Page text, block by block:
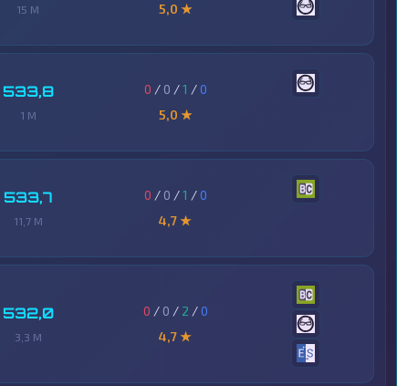
15 M
5,0 ★
533,8
1 M
0 / 0 /1 /0
5,0 ★
533,7
11,7 M
0 / 0 /1 /0
4,7 ★
532,0
3,3 M
0 / 0 / 2 /0
4,7 ★